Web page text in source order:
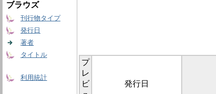
ブラウズ
刊行物タイプ
発行日
著者
タイトル
利用統計
プ
レ
ビ
発行日